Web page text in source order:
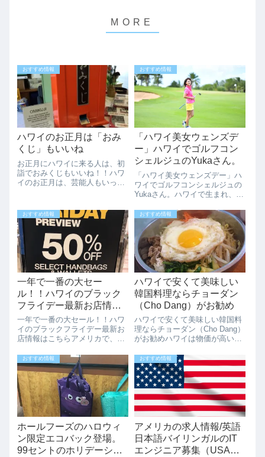
おすすめ情報
ハワイのお正月は「おみ
くじ」もいいね
お正月にハワイに来る人は、初
詣でおみくじもいいね！！ハワ
イのお正月は、芸能人もいっぱ
る人は是非、初詣に行きましょ
う！！私が毎年行くのは、ハワ
イ金刀比羅神社です。参拝し、
お雑煮食べて、お...
おすすめ情報
「ハワイ美女ウェンズデ
ー」ハワイでゴルフコン
シェルジュのYukaさん。
「ハワイ美女ウェンズデー」ハ
ワイでゴルフコンシェルジュの
Yukaさん。ハワイで生まれ、メ
たというとってもグローバルな
Yukaさん。そんな彼女は日本で
会社を経営していながら、ハワ
イに年に２、3回ほど滞在し、
長い時は...
おすすめ情報
一年で一番の大セー
ル！！ハワイのブラック
フライデー最新お店情報
はこちら
一年で一番の大セール！！ハワ
イのブラックフライデー最新お
店情報はこちらアメリカで、1
ックフライデー」が近づいてき
ました。アメリカ合では感謝祭
（サンクスギビングデー）（11
月の第4木曜日2018/11/22）の翌
日...
おすすめ情報
ハワイで安くて美味しい
韓国料理ならチョーダン
（Cho Dang）がお勧め
ハワイで安くて美味しい韓国料
理ならチョーダン（Cho Dang）
がお勧めハワイは物価が高いで
理もリーズナブルに食べれま
す。韓国料理をリーズナブルに
食べるならアラモアナのニジヤ
の横にあるチョーダン（Cho
Dang...
おすすめ情報
ホールフーズのハロウィ
ン限定エコバック登場。
99セントのホリデーシー
おすすめ情報
アメリカの求人情報/英語
日本語バイリンガルのIT
エンジニア募集（USA